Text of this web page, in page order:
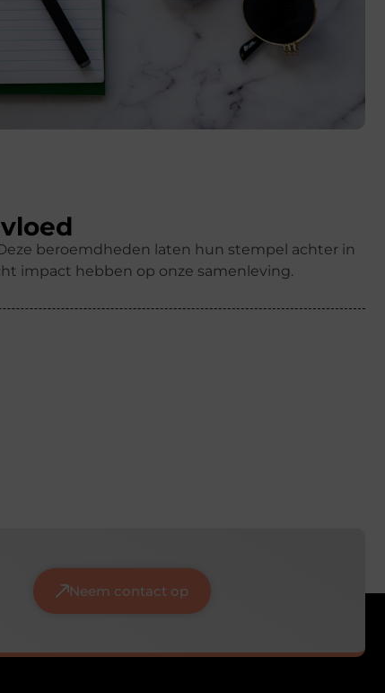
beroemdheden laten hun stempel achter in
impact hebben op onze samenleving.
Neem contact op